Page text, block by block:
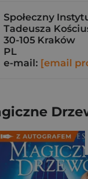
Społeczny
Tadeusza
30-105 Kraków
PL
e-mail: [email